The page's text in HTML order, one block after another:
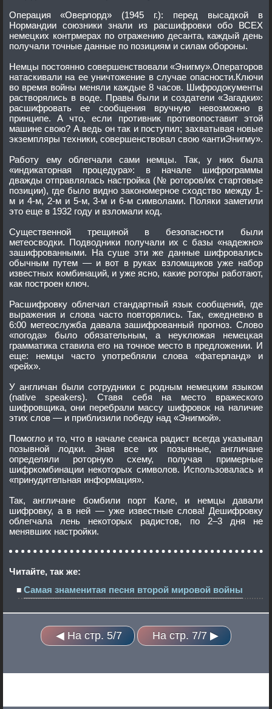
Операция «Оверлорд» (1945 г.): перед высадкой в
Нормандии союзники знали из расшифровки обо ВСЕХ
немецких контрмерах по отражению десанта, каждый день
получали точные данные по позициям и силам обороны.
Немцы постоянно совершенствовали «Энигму».Операторов
натаскивали на ее уничтожение в случае опасности.Ключи
во время войны меняли каждые 8 часов. Шифродокументы
растворялись в воде. Правы были и создатели «Загадки»:
расшифровать ее сообщения вручную невозможно в
принципе. А что, если противник противопоставит этой
машине свою? А ведь он так и поступил; захватывая новые
экземпляры техники, совершенствовал свою «антиЭнигму».
Работу ему облегчали сами немцы. Так, у них была
«индикаторная процедура»: в начале шифрограммы
дважды отправлялась настройка (№ роторов/их стартовые
позиции), где было видно закономерное сходство между 1-
м и 4-м, 2-м и 5-м, 3-м и 6-м символами. Поляки заметили
это еще в 1932 году и взломали код.
Существенной трещиной в безопасности были
метеосводки. Подводники получали их с базы «надежно»
зашифрованными. На суше эти же данные шифровались
обычным путем — и вот в руках взломщиков уже набор
известных комбинаций, и уже ясно, какие роторы работают,
как построен ключ.
Расшифровку облегчал стандартный язык сообщений, где
выражения и слова часто повторялись. Так, ежедневно в
6:00 метеослужба давала зашифрованный прогноз. Слово
«погода» было обязательным, а неуклюжая немецкая
грамматика ставила его на точное место в предложении. И
еще: немцы часто употребляли слова «фатерланд» и
«рейх».
У англичан были сотрудники с родным немецким языком
(native speakers). Ставя себя на место вражеского
шифровщика, они перебрали массу шифровок на наличие
этих слов — и приблизили победу над «Энигмой».
Помогло и то, что в начале сеанса радист всегда указывал
позывной лодки. Зная все их позывные, англичане
определяли роторную схему, получая примерные
шифркомбинации некоторых символов. Использовалась и
«принудительная информация».
Так, англичане бомбили порт Кале, и немцы давали
шифровку, а в ней — уже известные слова! Дешифровку
облегчала лень некоторых радистов, по 2–3 дня не
менявших настройки.
Читайте, так же:
Самая знаменитая песня второй мировой войны
◀ На стр. 5/7 На стр. 7/7 ▶